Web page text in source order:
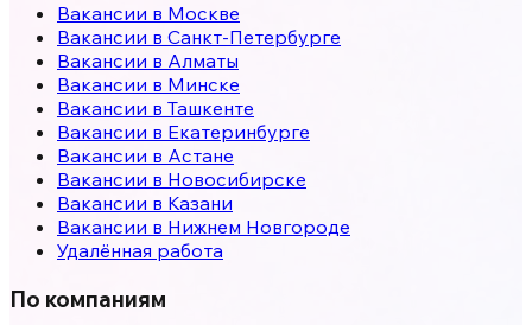
Вакансии в Москве
Вакансии в Санкт-Петербурге
Вакансии в Алматы
Вакансии в Минске
Вакансии в Ташкенте
Вакансии в Екатеринбурге
Вакансии в Астане
Вакансии в Новосибирске
Вакансии в Казани
Вакансии в Нижнем Новгороде
Удалённая работа
По компаниям